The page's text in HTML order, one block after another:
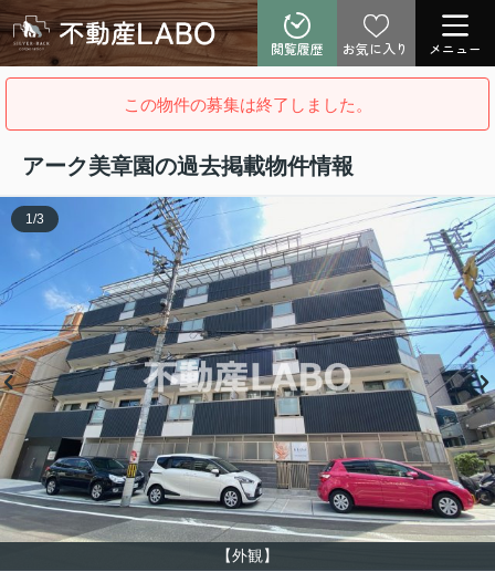
閲覧履歴 お気に入り メニュー
この物件の募集は終了しました。
アーク美章園の過去掲載物件情報
【外観】
1 /3